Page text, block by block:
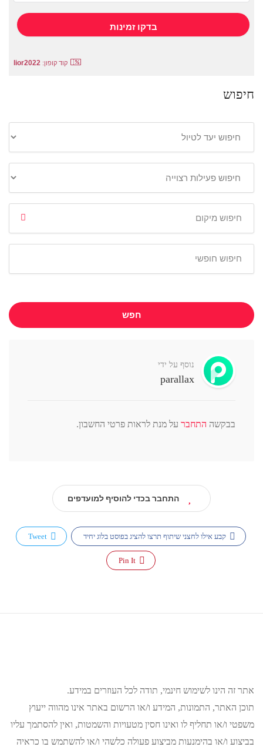
קוד קופון: lior2022
חיפוש
חפש
נוסף על ידי
parallax
בבקשה התחבר על מנת לראות פרטי החשבון.
התחבר בכדי להוסיף למועדפים
קבע אילו לחצני שיתוף תרצו להציג בפוסט בלוג יחיד Tweet
Pin It
אתר זה הינו לשימוש חינמי, תודה לכל העוזרים במידע.
תוכן האתר, התמונות, המידע ו/או הרשום באתר אינו מהווה ייעוץ
משפטי ו/או תחליף לו ואינו חסין מטעויות והשמטות, ואין להסתמך עליו
בביצוע ו/או בהימנעות מביצוע פעולה כלשהי ו/או להשתמש בו כראיה